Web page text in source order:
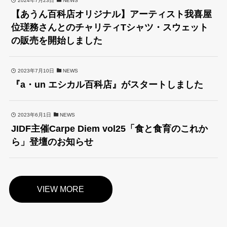
【あうん百科店オリジナル】アーティスト我喜屋
位瑳務さんとのチャリティTシャツ・スウェット
の販売を開始しました
2023年7月10日 NEWS
『a・un エシカル百科店』がスタートしました
2023年6月1日 NEWS
JIDF主催Carpe Diem vol25「食と食育のこれか
ら」登壇のお知らせ
VIEW MORE